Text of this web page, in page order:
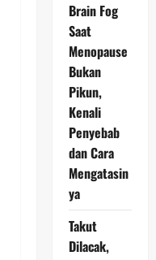
Brain Fog
Saat
Menopause
Bukan
Pikun,
Kenali
Penyebab
dan Cara
Mengatasin
ya
Takut
Dilacak,